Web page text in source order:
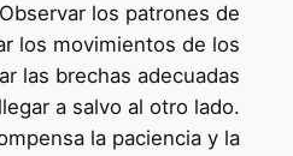
los patrones de
los movimientos de los
las brechas adecuadas
a salvo al otro lado.
la paciencia y la